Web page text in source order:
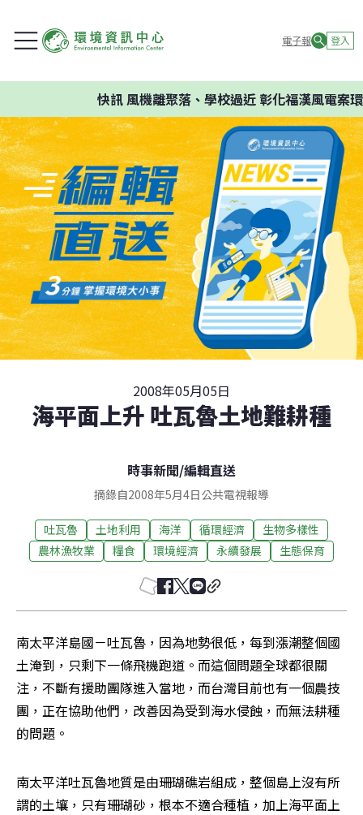
電子報 登入
快訊風機離聚落、學校過近 彰化福漢風電案環
2008年05月05日
海平面上升 吐瓦魯土地難耕種
時事新聞/編輯直送
摘錄自2008年5月4日公共電視報導
吐瓦魯 土地利用 海洋 循環經濟
生物多樣性
農林漁牧業
糧食 環境經濟 永續發展 生態保育
南太平洋島國－吐瓦魯，因為地勢很低，每到漲潮整個國
土淹到，只剩下一條飛機跑道。而這個問題全球都很關
注，不斷有援助團隊進入當地，而台灣目前也有一個農技
團，正在協助他們，改善因為受到海水侵蝕，而無法耕種
的問題。
南太平洋吐瓦魯地質是由珊瑚礁岩組成，整個島上沒有所
謂的土壤，只有珊瑚砂，根本不適合種植，加上海平面上